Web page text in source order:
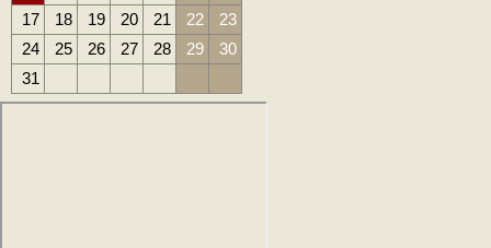
17
18 19 20 21 22
23
24
25 26 27 28 29
30
31